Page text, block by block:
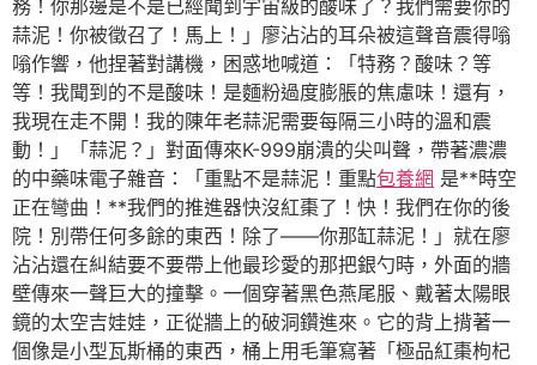
務！你那邊是不是已經聞到宇宙級的酸味了？我們需要你的
蒜泥！你被徵召了！馬上！」廖沾沾的耳朵被這聲音震得嗡
嗡作響，他捏著對講機，困惑地喊道：「特務？酸味？等
等！我聞到的不是酸味！是麵粉過度膨脹的焦慮味！還有，
我現在走不開！我的陳年老蒜泥需要每隔三小時的溫和震
動！」「蒜泥？」對面傳來K-999崩潰的尖叫聲，帶著濃濃
的中藥味電子雜音：「重點不是蒜泥！重點包養網 是**時空
正在彎曲！**我們的推進器快沒紅棗了！快！我們在你的後
院！別帶任何多餘的東西！除了——你那缸蒜泥！」就在廖
沾沾還在糾結要不要帶上他最珍愛的那把銀勺時，外面的牆
壁傳來一聲巨大的撞擊。一個穿著黑色燕尾服、戴著太陽眼
鏡的太空吉娃娃，正從牆上的破洞鑽進來。它的背上揹著一
個像是小型瓦斯桶的東西，桶上用毛筆寫著「極品紅棗枸杞